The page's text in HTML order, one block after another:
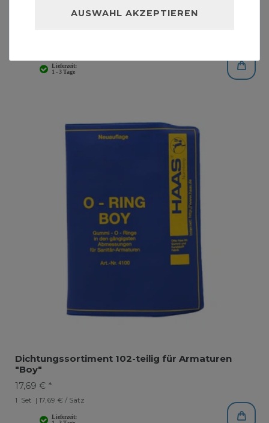
Dichtungssortiment 102-teilig für Armaturen
"Boy"
17,69 € *
1 Set | 17,69 € / Satz
AUSWAHL AKZEPTIEREN